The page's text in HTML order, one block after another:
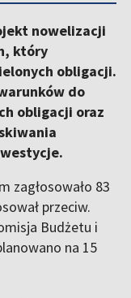
nowelizacji
który
obligacji.
do
obligacji oraz
zagłosowało 83
przeciw.
Budżetu i
na 15